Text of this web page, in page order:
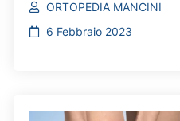
ORTOPEDIA MANCINI
6 Febbraio 2023